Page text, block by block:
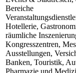
Bereiche
Hotellerie,
räumliche
Kongresszentren,
Ausstellungen,
Banken, Touristik,